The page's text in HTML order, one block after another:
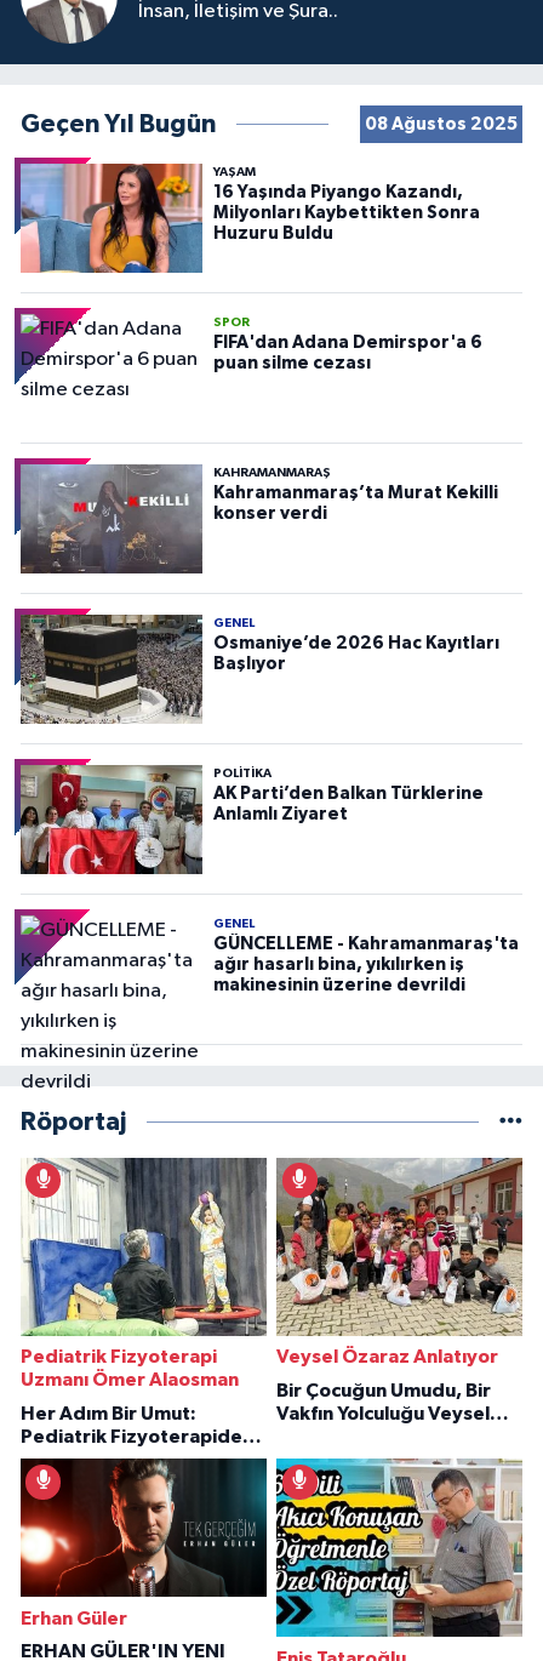
İnsan, İletişim ve Şura..
Geçen Yıl Bugün 08 Ağustos 2025
YAŞAM
16 Yaşında Piyango Kazandı,
Milyonları Kaybettikten Sonra
Huzuru Buldu
SPOR
FIFA'dan Adana Demirspor'a 6
puan silme cezası
KAHRAMANMARAŞ
Kahramanmaraş’ta Murat Kekilli
konser verdi
GENEL
Osmaniye’de 2026 Hac Kayıtları
Başlıyor
POLITIKA
AK Parti’den Balkan Türklerine
Anlamlı Ziyaret
GENEL
GÜNCELLEME - Kahramanmaraş'ta
ağır hasarlı bina, yıkılırken iş
makinesinin üzerine devrildi
Röportaj
Pediatrik Fizyoterapi
Uzmanı Ömer Alaosman
Her Adım Bir Umut:
Pediatrik Fizyoterapiden
İlham Veren Hikâyeler
Veysel Özaraz Anlatıyor
Bir Çocuğun Umudu, Bir
Vakfın Yolculuğu Veysel
Erhan Güler
ERHAN GÜLER'IN YENI